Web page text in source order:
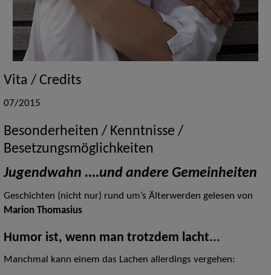
Vita / Credits
07/2015
Besonderheiten / Kenntnisse /
Besetzungsmöglichkeiten
Jugendwahn ....und andere Gemeinheiten
Geschichten (nicht nur) rund um’s Älterwerden gelesen von
Marion Thomasius
Humor ist, wenn man trotzdem lacht...
Manchmal kann einem das Lachen allerdings vergehen: